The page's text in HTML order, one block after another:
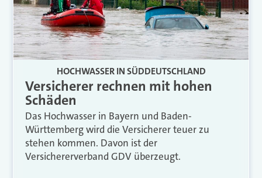
HOCHWASSER IN SÜDDEUTSCHLAND
Versicherer rechnen mit hohen
Schäden
Das Hochwasser in Bayern und Baden-
Württemberg wird die Versicherer teuer zu
stehen kommen. Davon ist der
Versichererverband GDV überzeugt.